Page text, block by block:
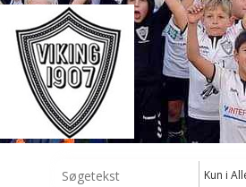
Kun i